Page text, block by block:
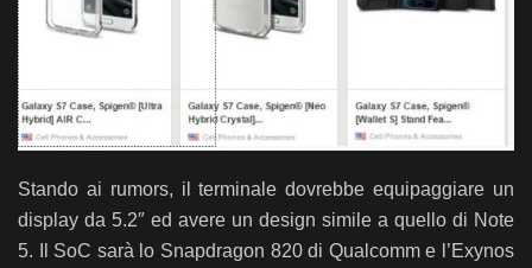
Stando ai rumors, il terminale dovrebbe equipaggiare un
display da 5.2″ ed avere un design simile a quello di Note
5. Il SoC sarà lo Snapdragon 820 di Qualcomm e l’Exynos